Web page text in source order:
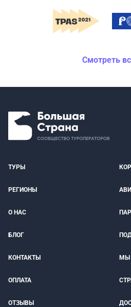
Смотреть
ТУРЫ
РЕГИОНЫ
О НАС
БЛОГ
КОНТАКТЫ МЫ
ОПЛАТА
ОТЗЫВЫ